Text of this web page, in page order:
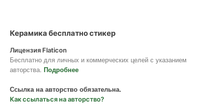
Керамика бесплатно стикер
Лицензия Flaticon
Бесплатно для личных и коммерческих целей с указанием
авторства. Подробнее
Ссылка на авторство обязательна.
Как ссылаться на авторство?